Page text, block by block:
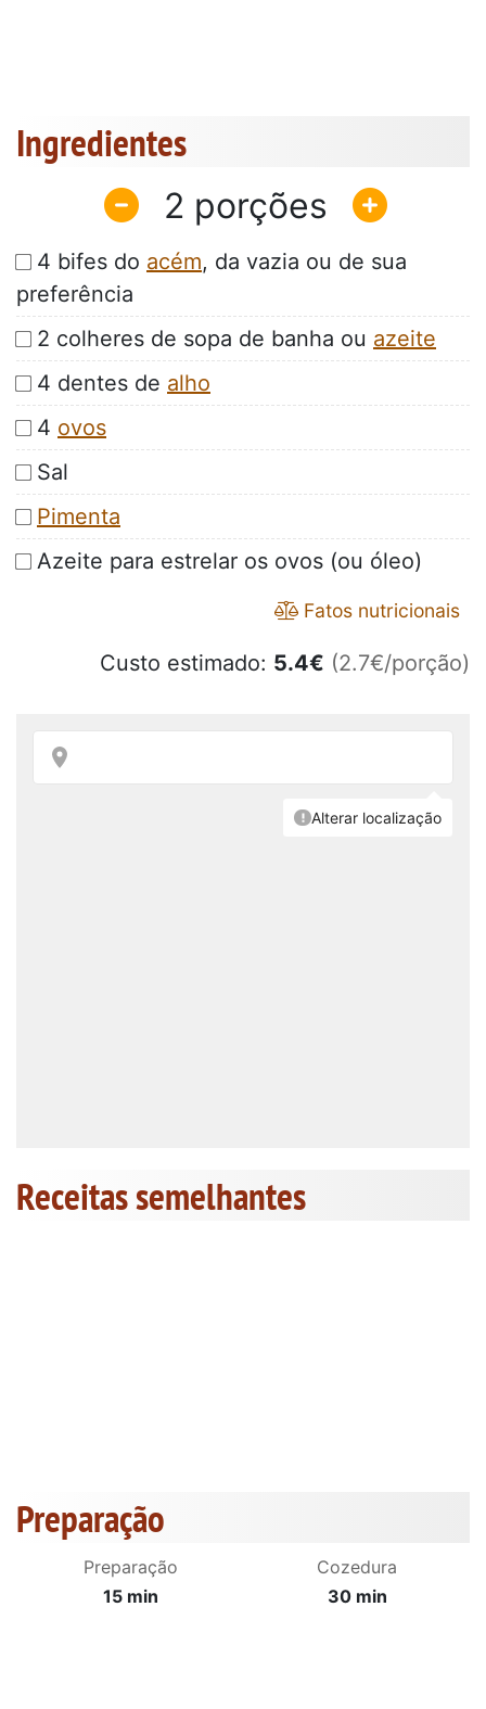
Ingredientes
2
4 bifes do acém, da vazia ou de sua
preferência
2 colheres de sopa de banha ou azeite
4 dentes de alho
4 ovos
Sal
Pimenta
Azeite para estrelar os ovos (ou óleo)
Fatos nutricionais
Custo estimado: 5.4€ (2.7€/porção)
Receitas semelhantes
Preparação
Preparação
15 min
Cozedura
30 min